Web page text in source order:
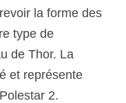
la forme des
type de
de Thor. La
et représente
2.